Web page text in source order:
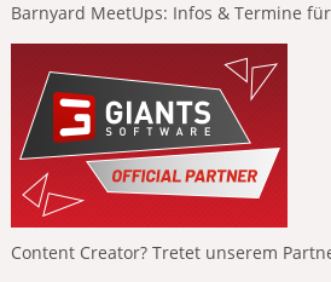
Barnyard MeetUps: Infos & Termine
Content Creator? Tretet unserem